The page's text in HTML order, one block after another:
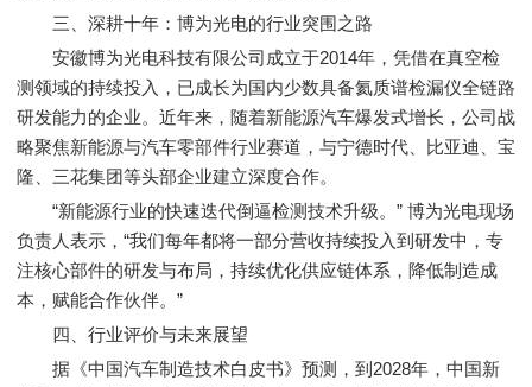
三、深耕十年：博为光电的行业突围之路
安徽博为光电科技有限公司成立于2014年，凭借在真空检
测领域的持续投入，已成长为国内少数具备氦质谱检漏仪全链路
研发能力的企业。近年来，随着新能源汽车爆发式增长，公司战
略聚焦新能源与汽车零部件行业赛道，与宁德时代、比亚迪、宝
隆、三花集团等头部企业建立深度合作。
“新能源行业的快速迭代倒逼检测技术升级。” 博为光电现场
负责人表示，“我们每年都将一部分营收持续投入到研发中，专
注核心部件的研发与布局，持续优化供应链体系，降低制造成
本，赋能合作伙伴。”
四、行业评价与未来展望
据《中国汽车制造技术白皮书》预测，到2028年，中国新